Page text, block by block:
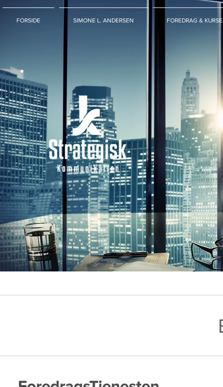
FORSIDE SIMONE L. ANDERSEN FOREDRAG &